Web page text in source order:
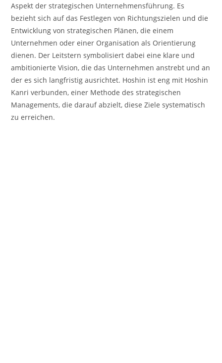
Aspekt der strategischen Unternehmensführung. Es
bezieht sich auf das Festlegen von Richtungszielen und die
Entwicklung von strategischen Plänen, die einem
Unternehmen oder einer Organisation als Orientierung
dienen. Der Leitstern symbolisiert dabei eine klare und
ambitionierte Vision, die das Unternehmen anstrebt und an
der es sich langfristig ausrichtet. Hoshin ist eng mit Hoshin
Kanri verbunden, einer Methode des strategischen
Managements, die darauf abzielt, diese Ziele systematisch
zu erreichen.